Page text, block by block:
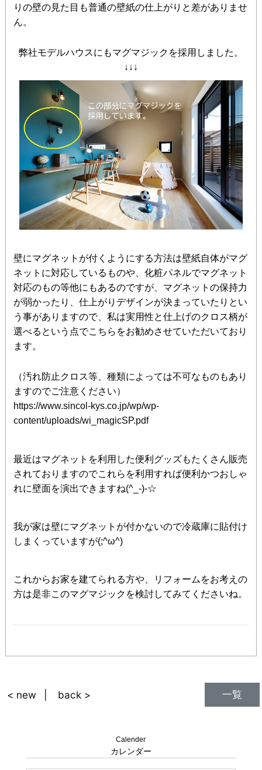
りの壁の見た目も普通の壁紙の仕上がりと差がありませ
ん。
弊社モデルハウスにもマグマジックを採用しました。
↓↓↓
壁にマグネットが付くようにする方法は壁紙自体がマグ
ネットに対応しているものや、化粧パネルでマグネット
対応のもの等他にもあるのですが、マグネットの保持力
が弱かったり、仕上がりデザインが決まっていたりとい
う事がありますので、私は実用性と仕上げのクロス柄が
選べるという点でこちらをお勧めさせていただいており
ます。
（汚れ防止クロス等、種類によっては不可なものもあり
ますのでご注意ください）
https://www.sincol-kys.co.jp/wp/wp-
content/uploads/wi_magicSP.pdf
最近はマグネットを利用した便利グッズもたくさん販売
されておりますのでこれらを利用すれば便利かつおしゃ
れに壁面を演出できますね(^_-)-☆
我が家は壁にマグネットが付かないので冷蔵庫に貼付け
しまくっていますが(;^ω^)
これからお家を建てられる方や、リフォームをお考えの
方は是非このマグマジックを検討してみてくださいね。
一覧
< new back >
Calender
カレンダー